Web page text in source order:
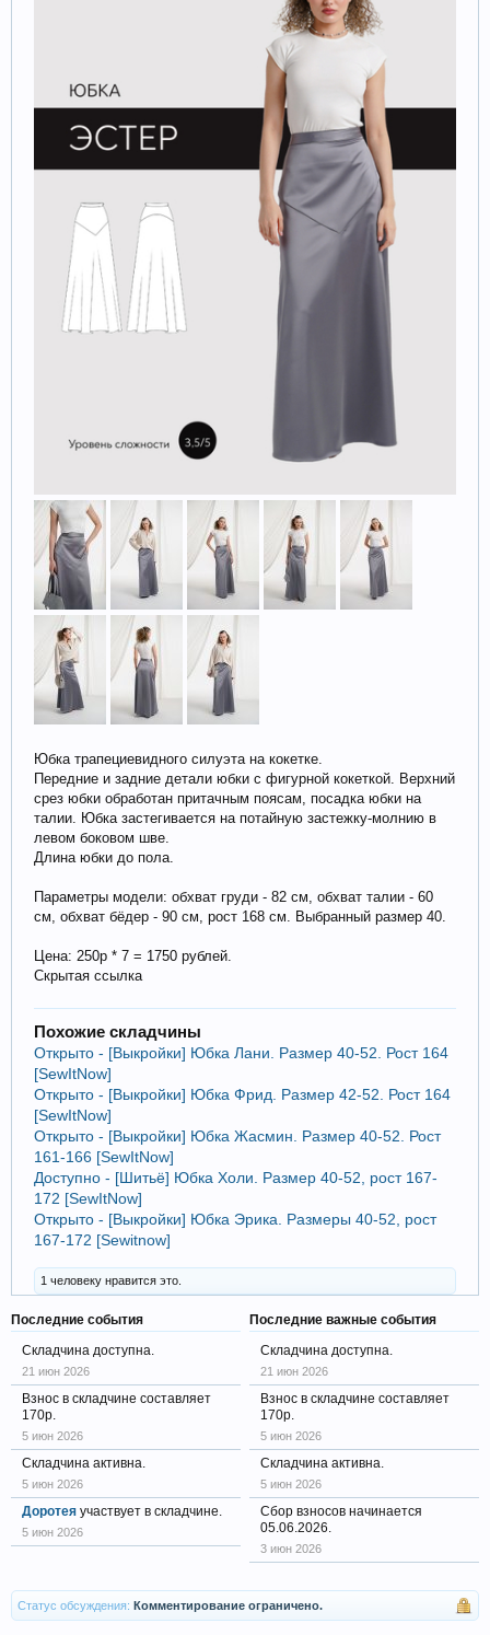
Юбка трапециевидного силуэта на кокетке.
Передние и задние детали юбки с фигурной кокеткой. Верхний
срез юбки обработан притачным поясам, посадка юбки на
талии. Юбка застегивается на потайную застежку-молнию в
левом боковом шве.
Длина юбки до пола.
Параметры модели: обхват груди - 82 см, обхват талии - 60
см, обхват бёдер - 90 см, рост 168 см. Выбранный размер 40.
Цена: 250р * 7 = 1750 рублей.
Скрытая ссылка
Похожие складчины
Открыто - [Выкройки] Юбка Лани. Размер 40-52. Рост 164
[SewItNow]
Открыто - [Выкройки] Юбка Фрид. Размер 42-52. Рост 164
[SewItNow]
Открыто - [Выкройки] Юбка Жасмин. Размер 40-52. Рост
161-166 [SewItNow]
Доступно - [Шитьё] Юбка Холи. Размер 40-52, рост 167-
172 [SewItNow]
Открыто - [Выкройки] Юбка Эрика. Размеры 40-52, рост
167-172 [Sewitnow]
1 человеку нравится это.
Последние события
Складчина доступна.
21 июн 2026
Взнос в складчине составляет
170р.
5 июн 2026
Складчина активна.
5 июн 2026
Доротея участвует в складчине.
5 июн 2026
Последние важные события
Складчина доступна.
21 июн 2026
Взнос в складчине составляет
170р.
5 июн 2026
Складчина активна.
5 июн 2026
Сбор взносов начинается
05.06.2026.
3 июн 2026
Статус обсуждения: Комментирование ограничено.